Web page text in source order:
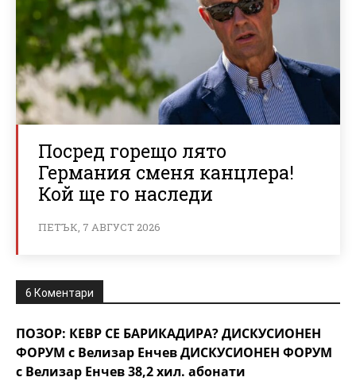
Посред горещо лято
Германия сменя канцлера!
Кой ще го наследи
ПЕТЪК, 7 АВГУСТ 2026
6 Коментари
ПОЗОР: КЕВР СЕ БАРИКАДИРА? ДИСКУСИОНЕН
ФОРУМ с Велизар Енчев ДИСКУСИОНЕН ФОРУМ
с Велизар Енчев 38,2 хил. абонати